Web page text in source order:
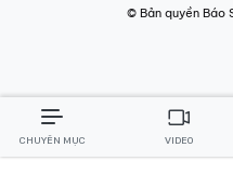
© Bản quyền Báo
CHUYÊN MỤC VIDEO